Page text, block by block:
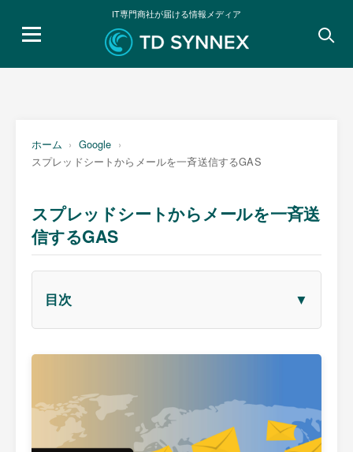
IT専門商社が届ける情報メディア
検
ホーム
Google
スプレッドシートからメールを一斉送信するGAS
スプレッドシートからメールを一斉送
信するGAS
目次 ▼